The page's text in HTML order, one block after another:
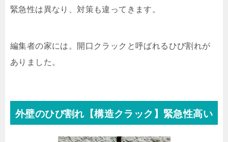
緊急性は異なり、対策も違ってきます。
編集者の家には。開口クラックと呼ばれるひび割れが
ありました。
外壁のひび割れ【構造クラック】緊急性高い